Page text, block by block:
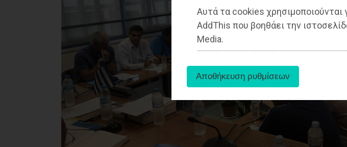
Αυτά τα cookies χρησιμοποιούνται
AddThis που βοηθάει την
Media.
ΑΓΓΕΛΙΕΣ
ΕΦΗΜΕΡΙΔΕΣ
OΔΗΓΟΣ
ΨΙΘΥΡΟΙ
ΑΠΟΣΤΟΛΗ